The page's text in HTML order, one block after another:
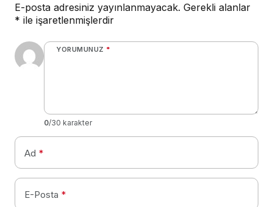
E-posta adresiniz yayınlanmayacak. Gerekli alanlar
* ile işaretlenmişlerdir
YORUMUNUZ *
0/30 karakter
Ad *
E-Posta *